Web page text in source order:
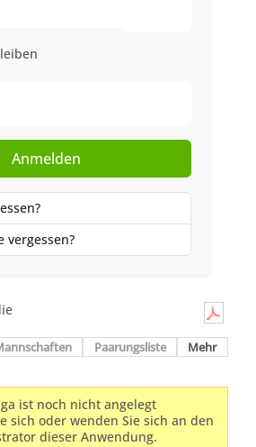
Anmelden
vergessen?
Paarungsliste Mehr
ist noch nicht angelegt
sich oder wenden Sie sich an den
dieser Anwendung.